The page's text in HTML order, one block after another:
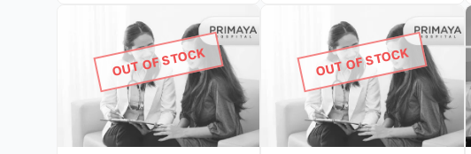
OUT OF STOCK OUT OF STOCK